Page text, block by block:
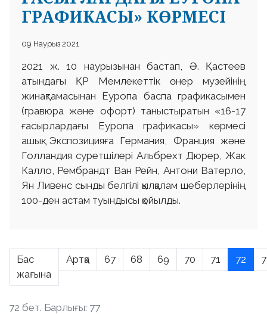
ГРАФИКАСЫ» КӨРМЕСІ
09 Наурыз 2021
2021 ж. 10 наурызынан бастап, Ә. Қастеев
атындағы ҚР Мемлекеттік өнер музейінің
жинақтамасынан Еуропа баспа графикасымен
(гравюра және офорт) таныстыратын «16-17
ғасырлардағы Еуропа графикасы» көрмесі
ашық. Экспозицияға Германия, Франция және
Голландия суретшілері Альбрехт Дюрер, Жак
Калло, Рембрандт Ван Рейн, Антони Ватерло,
Ян Ливенс сынды белгілі қылқалам шеберлерінің
100-ден астам туындысы қойылды.
Бас
жағына
Артқа 67 68 69 70 71 72
72 бет. Барлығы: 77